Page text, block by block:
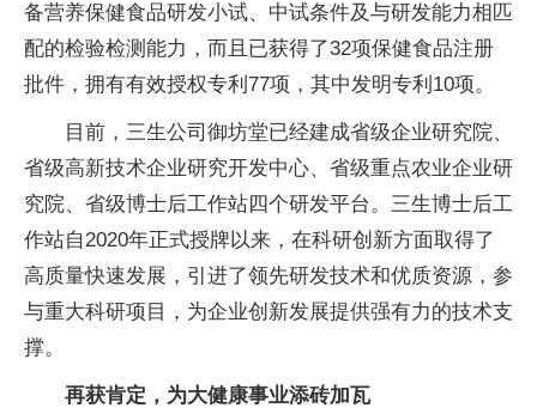
备营养保健食品研发小试、中试条件及与研发能力相匹
配的检验检测能力，而且已获得了32项保健食品注册
批件，拥有有效授权专利77项，其中发明专利10项。
目前，三生公司御坊堂已经建成省级企业研究院、
省级高新技术企业研究开发中心、省级重点农业企业研
究院、省级博士后工作站四个研发平台。三生博士后工
作站自2020年正式授牌以来，在科研创新方面取得了
高质量快速发展，引进了领先研发技术和优质资源，参
与重大科研项目，为企业创新发展提供强有力的技术支
撑。
再获肯定， 为大健康事业添砖加瓦